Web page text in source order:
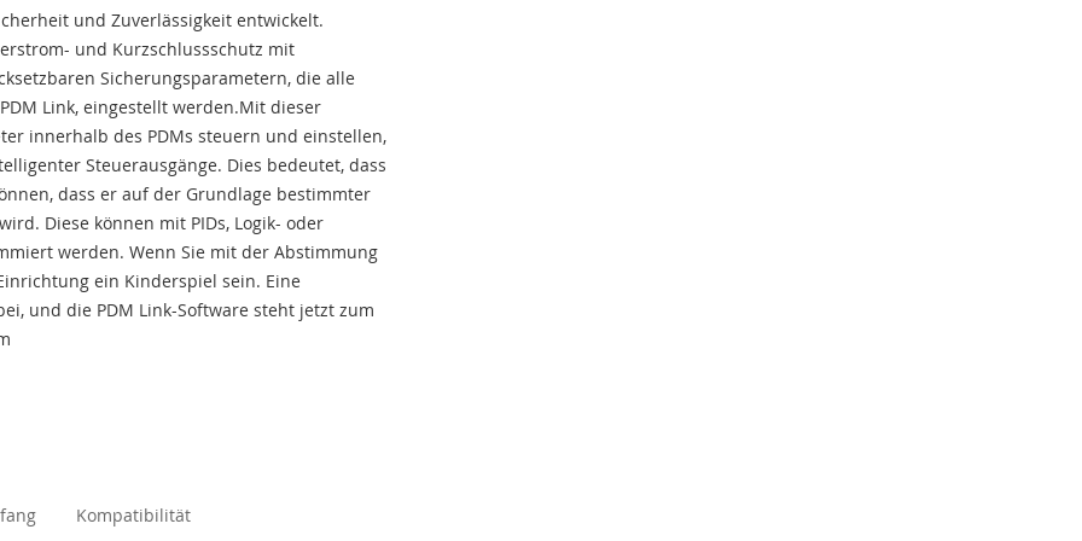
und Zuverlässigkeit entwickelt.
und Kurzschlussschutz mit
Sicherungsparametern, die alle
Link, eingestellt werden.Mit dieser
innerhalb des PDMs steuern und einstellen,
Steuerausgänge. Dies bedeutet, dass
dass er auf der Grundlage bestimmter
Diese können mit PIDs, Logik- oder
werden. Wenn Sie mit der Abstimmung
ein Kinderspiel sein. Eine
und die PDM Link-Software steht jetzt zum
Kompatibilität